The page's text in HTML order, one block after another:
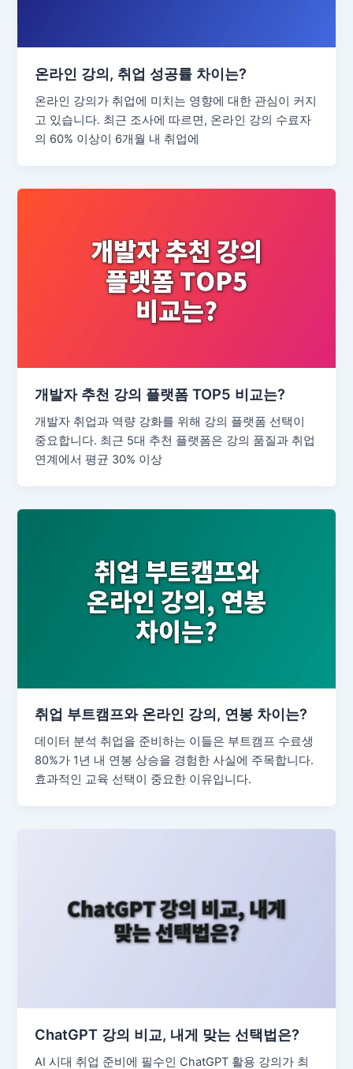
온라인 강의, 취업 성공률 차이는?
온라인 강의가 취업에 미치는 영향에 대한 관심이 커지
고 있습니다. 최근 조사에 따르면, 온라인 강의 수료자
의 60% 이상이 6개월 내 취업에
개발자 추천 강의 플랫폼 TOP5 비교는?
개발자 취업과 역량 강화를 위해 강의 플랫폼 선택이
중요합니다. 최근 5대 추천 플랫폼은 강의 품질과 취업
연계에서 평균 30% 이상
취업 부트캠프와 온라인 강의, 연봉 차이는?
데이터 분석 취업을 준비하는 이들은 부트캠프 수료생
80%가 1년 내 연봉 상승을 경험한 사실에 주목합니다.
효과적인 교육 선택이 중요한 이유입니다.
ChatGPT 강의 비교, 내게 맞는 선택법은?
AI 시대 취업 준비에 필수인 ChatGPT 활용 강의가 최